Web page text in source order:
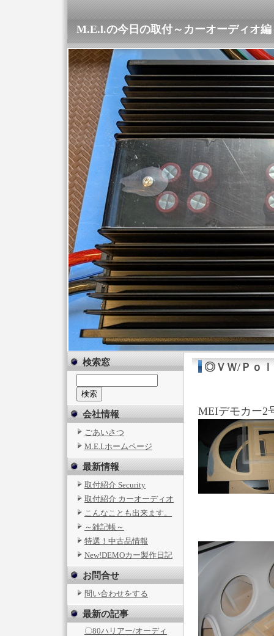
M.E.l.の今日の取付～カーオーディオ編
検索窓
会社情報
ごあいさつ
M.E.I.ホームページ
最新情報
取付紹介 Security
取付紹介 カーオーディオ
こんなことも出来ます。
～雑記帳～
特選！中古品情報
New!DEMOカー製作日記
お問合せ
問い合わせをする
最新の記事
〇80ハリアー/オーディ
◎ＶＷ/Ｐｏ
MEIデモカー2